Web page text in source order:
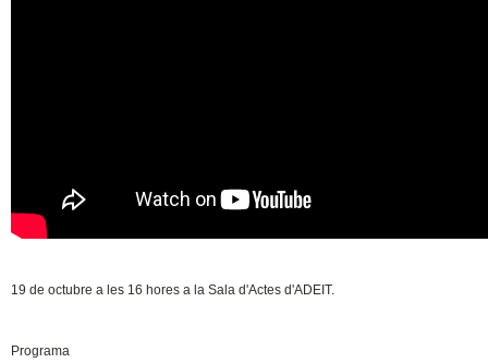
19 de octubre a les 16 hores a la Sala d'Actes d'ADEIT.
Programa